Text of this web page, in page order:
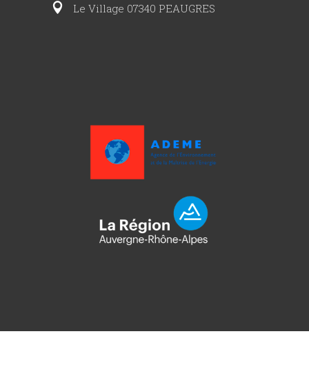
Le Village 07340 PEAUGRES